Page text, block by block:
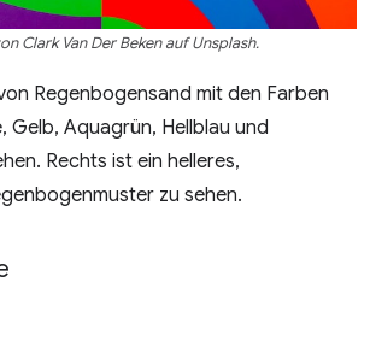
Clark Van Der Beken auf Unsplash.
Regenbogensand mit den Farben
Gelb, Aquagrün, Hellblau und
Rechts ist ein helleres,
zu sehen.